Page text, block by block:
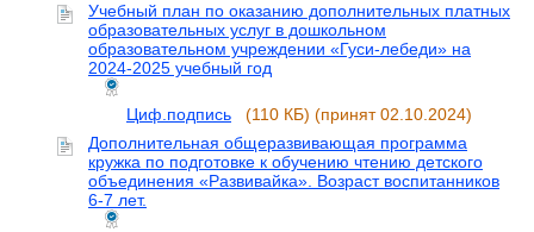
Учебный план по оказанию дополнительных платных
образовательных услуг в дошкольном
образовательном учреждении «Гуси-лебеди» на
2024-2025 учебный год
Циф.подпись (110 КБ) (принят 02.10.2024)
Дополнительная общеразвивающая программа
кружка по подготовке к обучению чтению детского
объединения «Развивайка». Возраст воспитанников
6-7 лет.